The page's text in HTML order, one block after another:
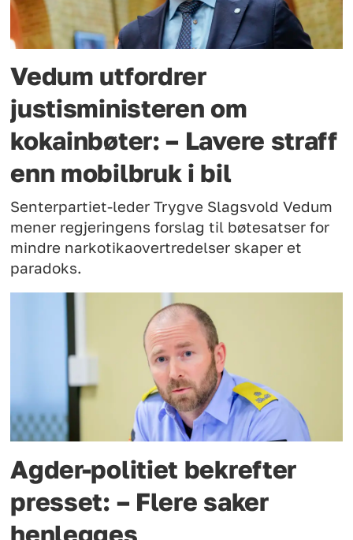
Vedum utfordrer
justisministeren om
kokainbøter: – Lavere straff
enn mobilbruk i bil
Senterpartiet-leder Trygve Slagsvold Vedum
mener regjeringens forslag til bøtesatser for
mindre narkotikaovertredelser skaper et
paradoks.
Agder-politiet bekrefter
presset: – Flere saker
henlegges